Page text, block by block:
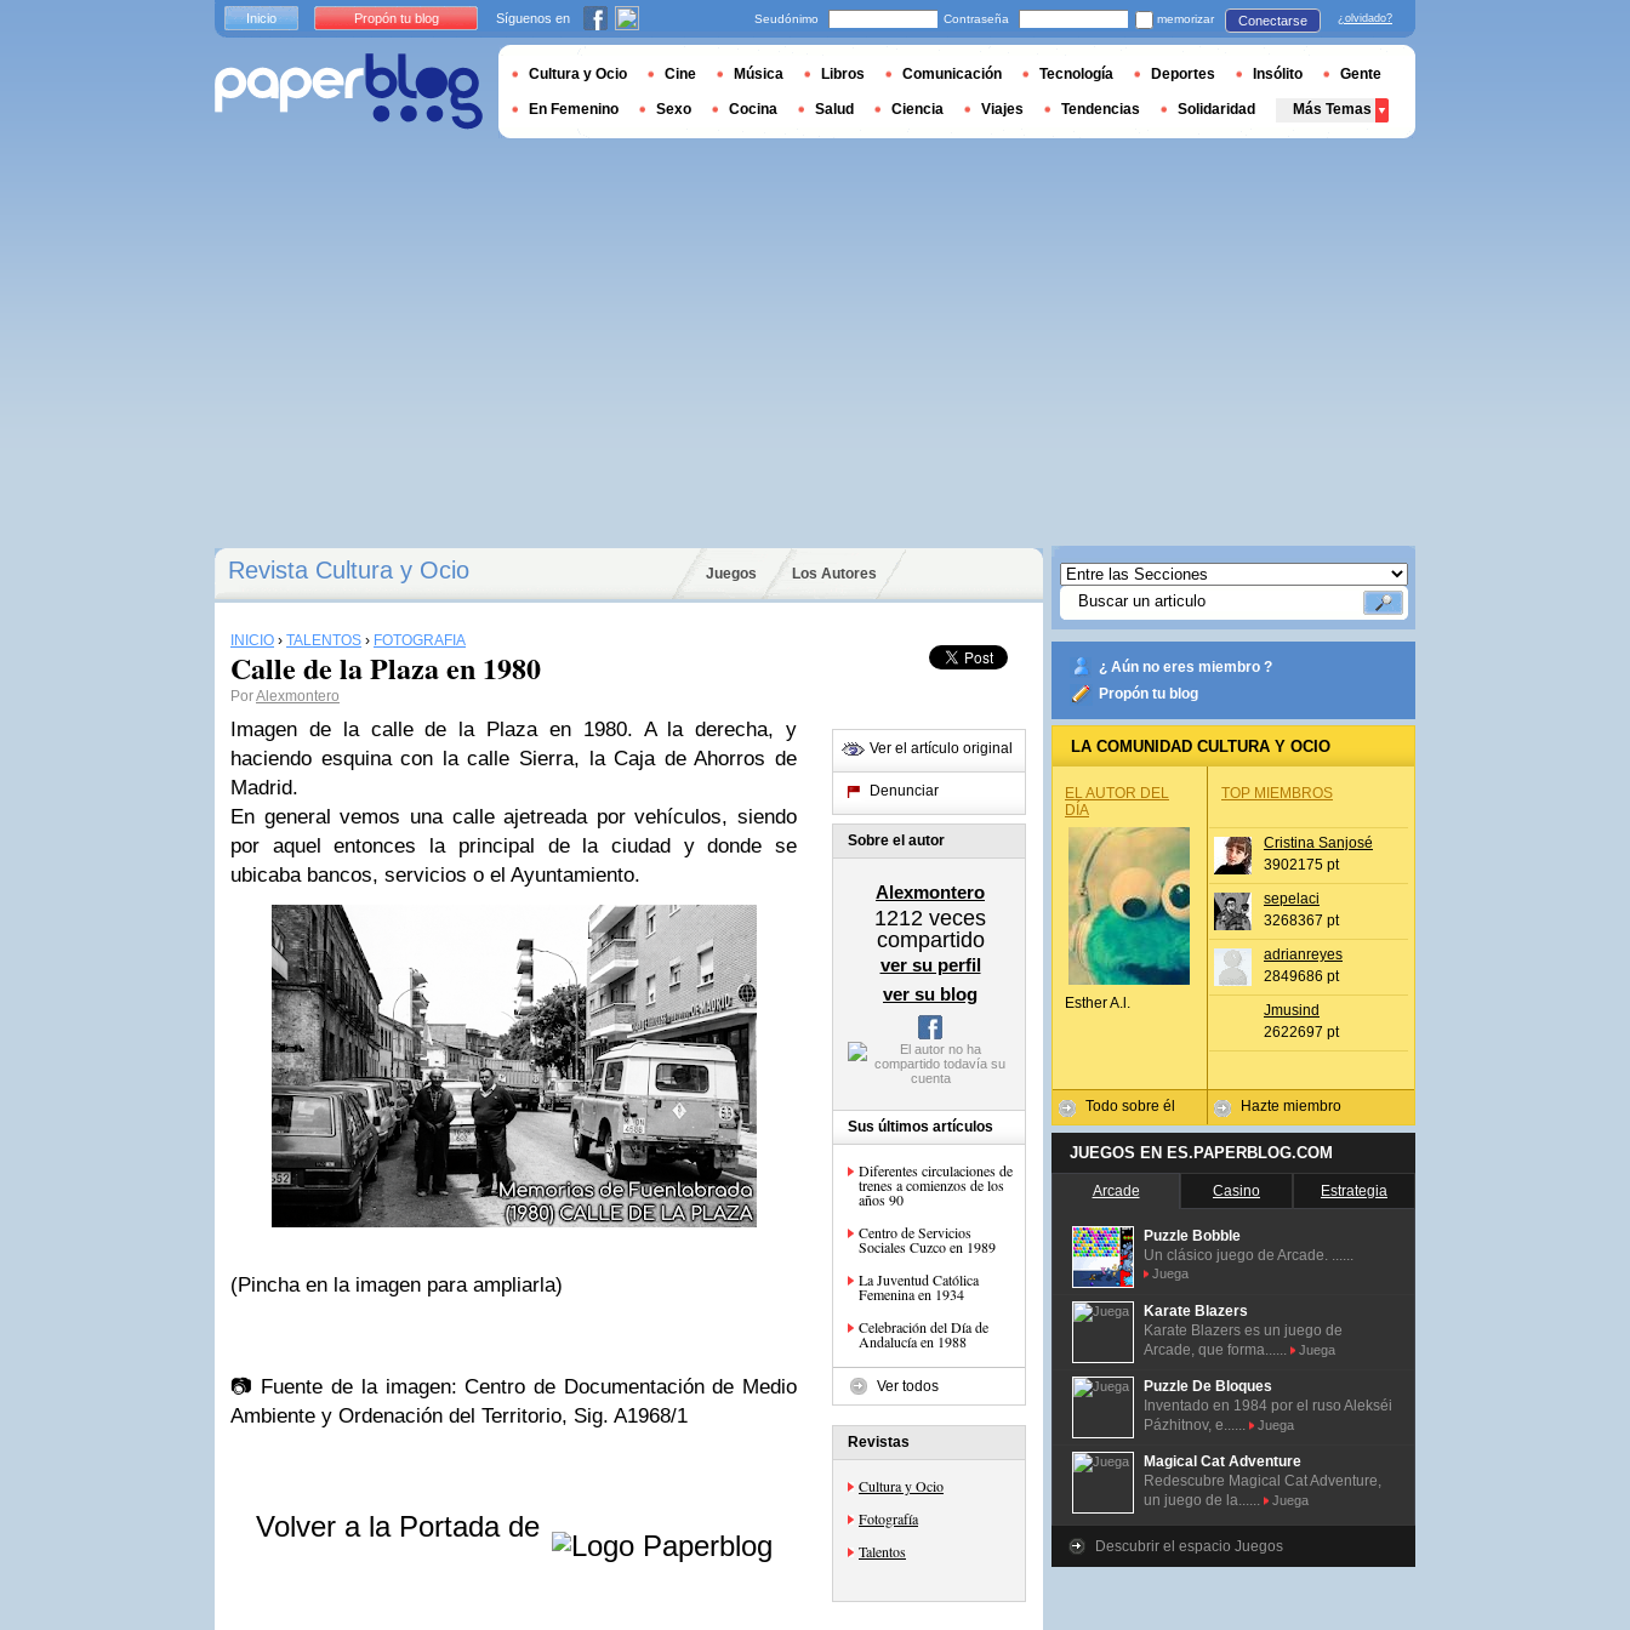
Revista Cultura y Ocio Juegos Los Autores
INICIO › TALENTOS › FOTOGRAFÍA
Calle de la Plaza en 1980
PorAlexmontero
Imagen de la calle de la Plaza en 1980. A la derecha, y
haciendo esquina con la calle Sierra, la Caja de Ahorros de
Madrid.
En general vemos una calle ajetreada por vehículos, siendo
por aquel entonces la principal de la ciudad y donde se
ubicaba bancos, servicios o el Ayuntamiento.
(Pincha en la imagen para ampliarla)
📷 Fuente de la imagen: Centro de Documentación de Medio
Ambiente y Ordenación del Territorio, Sig. A1968/1
Volver a la Portada de
Ver el artículo original
Denunciar
Sobre el autor
Alexmontero
1212 veces
compartido
ver su perfil
ver su blog
Sus últimos artículos
Diferentes circulaciones de
trenes a comienzos de los
años 90
Centro de Servicios
Sociales Cuzco en 1989
La Juventud Católica
Femenina en 1934
Celebración del Día de
Andalucía en 1988
Ver todos
Revistas
Cultura y Ocio
Fotografía
Talentos
¿ Aún no eres miembro ?
Propón tu blog
LA COMUNIDAD CULTURA Y OCIO
EL AUTOR DEL
DÍA
Esther A.l.
Todo sobre él
TOP MIEMBROS
Cristina Sanjosé
3902175 pt
sepelaci
3268367 pt
adrianreyes
2849686 pt
Jmusind
2622697 pt
Hazte miembro
JUEGOS EN ES.PAPERBLOG.COM
Arcade Casino Estrategia
Puzzle Bobble
Un clásico juego de Arcade. ......
Juega
Karate Blazers
Karate Blazers es un juego de
Arcade, que forma......
Juega
Puzzle De Bloques
Inventado en 1984 por el ruso Alekséi
Pázhitnov, e......
Juega
Magical Cat Adventure
Redescubre Magical Cat Adventure,
un juego de la......
Juega
Descubrir el espacio Juegos
Inicio Propón tu blog Síguenos en Seudónimo Contraseña memorizar Conectarse ¿olvidado?
Cultura y Ocio Cine Música Libros Comunicación Tecnología Deportes Insólito Gente
En Femenino Sexo Cocina Salud Ciencia Viajes Tendencias Solidaridad Más Temas